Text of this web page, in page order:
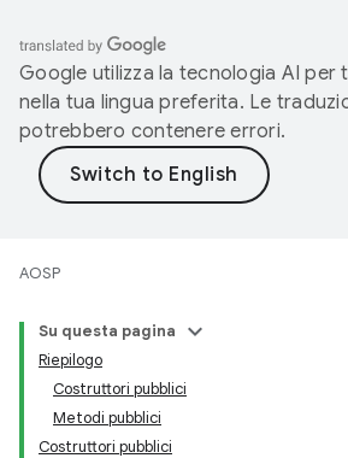
Google utilizza la tecnologia AI per
nella tua lingua preferita. Le
potrebbero contenere errori.
AOSP
Su questa pagina
Riepilogo
Costruttori pubblici
Metodi pubblici
Costruttori pubblici